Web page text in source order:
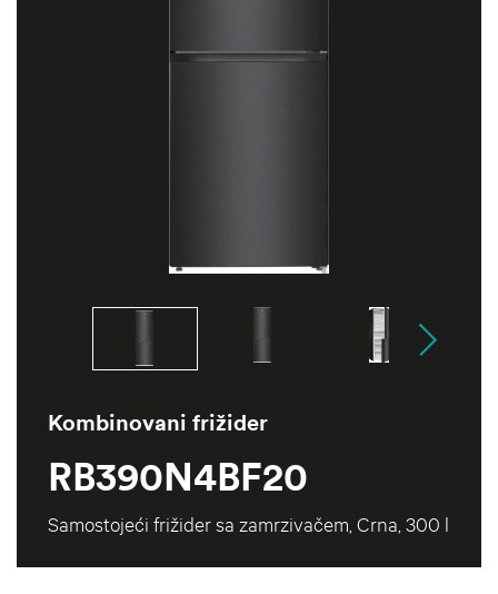
Kombinovani frižider
RB390N4BF20
Samostojeći frižider sa zamrzivačem, Crna, 300 l